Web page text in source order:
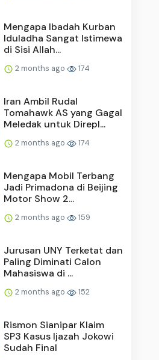
Mengapa Ibadah Kurban
Iduladha Sangat Istimewa
di Sisi Allah...
2 months ago 174
Iran Ambil Rudal
Tomahawk AS yang Gagal
Meledak untuk Direpl...
2 months ago 174
Mengapa Mobil Terbang
Jadi Primadona di Beijing
Motor Show 2...
2 months ago 159
Jurusan UNY Terketat dan
Paling Diminati Calon
Mahasiswa di ...
2 months ago 152
Rismon Sianipar Klaim
SP3 Kasus Ijazah Jokowi
Sudah Final